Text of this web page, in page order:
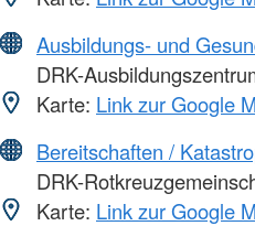
Ausbildungs- und
DRK-
Karte: Link zur Google
Bereitschaften /
DRK-
Karte: Link zur Google